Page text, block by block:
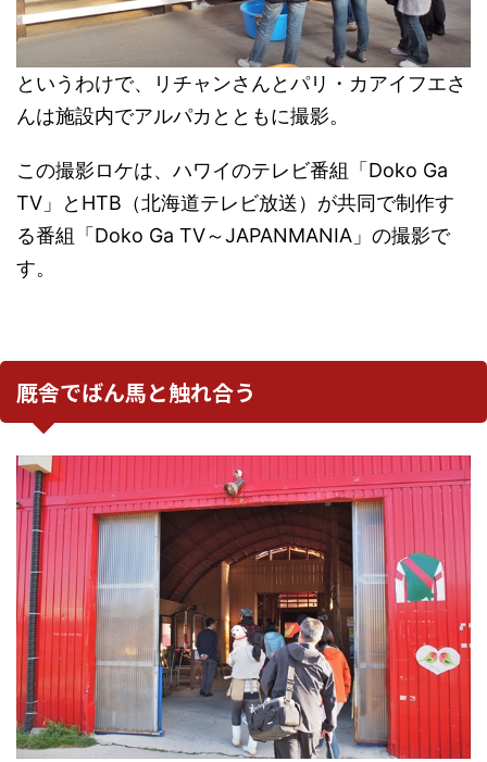
というわけで、リチャンさんとパリ・カアイフエさ
んは施設内でアルパカとともに撮影。
この撮影ロケは、ハワイのテレビ番組「Doko Ga
TV」とHTB（北海道テレビ放送）が共同で制作す
る番組「Doko Ga TV～JAPANMANIA」の撮影で
す。
厩舎でばん馬と触れ合う